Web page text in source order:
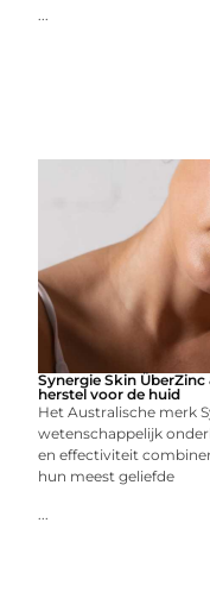
...
Synergie Skin
herstel voor de huid
Het Australische merk
wetenschappelijk
en effectiviteit
hun meest geliefde
...